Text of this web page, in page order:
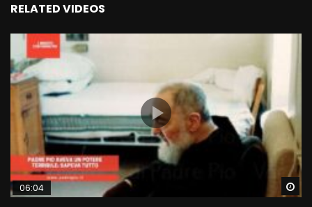
RELATED VIDEOS
06:04